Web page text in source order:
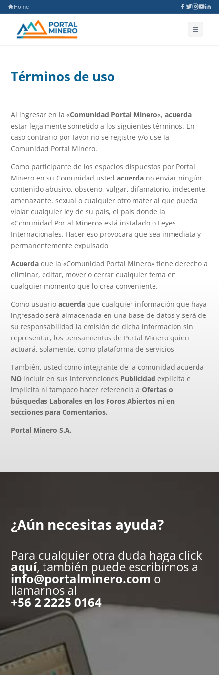
Home
Términos de uso
Al ingresar en la «Comunidad Portal Minero«,acuerda
estar legalmente sometido a los siguientes términos. En
caso contrario por favor no se registre y/o use la
Comunidad Portal Minero.
Como participante de los espacios dispuestos por Portal
Minero en su Comunidad usted acuerda no enviar ningún
contenido abusivo, obsceno, vulgar, difamatorio, indecente,
amenazante, sexual o cualquier otro material que pueda
violar cualquier ley de su país, el país donde la
«Comunidad Portal Minero» está instalado o Leyes
Internacionales. Hacer eso provocará que sea inmediata y
permanentemente expulsado.
Acuerda que la «Comunidad Portal Minero» tiene derecho a
eliminar, editar, mover o cerrar cualquier tema en
cualquier momento que lo crea conveniente.
Como usuarioacuerda que cualquier información que haya
ingresado será almacenada en una base de datos y será de
su responsabilidad la emisión de dicha información sin
representar, los pensamientos de Portal Minero quien
actuará, solamente, como plataforma de servicios.
También, usted como integrante de la comunidad acuerda
NO incluir en sus intervenciones Publicidad explícita e
implícita ni tampoco hacer referencia a Ofertas o
búsquedas Laborales en los Foros Abiertos ni en
secciones para Comentarios.
Portal Minero S.A.
¿Aún necesitas ayuda?
Para cualquier otra duda haga click
aquí, también puede escribirnos a
info@portalminero.com o
llamarnos al
+56 2 2225 0164